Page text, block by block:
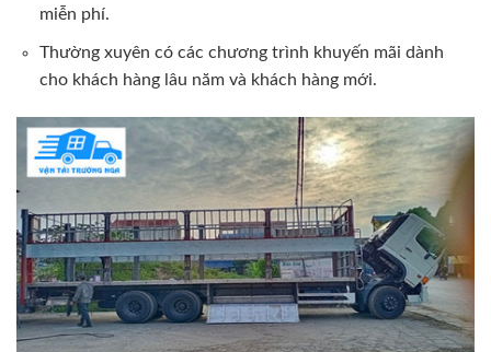
miễn phí.
Thường xuyên có các chương trình khuyến mãi dành
cho khách hàng lâu năm và khách hàng mới.